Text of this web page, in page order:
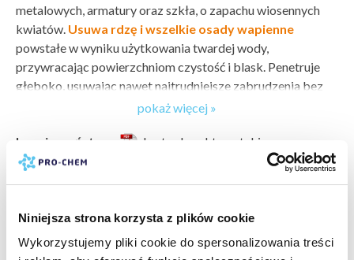
Niniejsza strona korzysta z plików cookie
Wykorzystujemy pliki cookie do spersonalizowania treści
metalowych, armatury oraz szkła, o zapachu wiosennych
kwiatów. Usuwa rdzę i wszelkie osady wapienne
powstałe w wyniku użytkowania twardej wody,
przywracając powierzchniom czystość i blask. Penetruje
głęboko, usuwając nawet najtrudniejsze zabrudzenia bez
konieczności szorowania.
Preparat zawiera cząsteczki srebra
, które przy
regularnym stosowaniu tworzą na czyszczonej powierzchni
powłokę o silnym działaniu antybakteryjnym
pokaż więcej »
bezpieczeństwo:
karta charakterystyki
arkusz składników
karta bezpieczeństwa
producent:PRO-CHEM
odczyn PH:kwaśny (1-6)
wartość PH:1
pokaż więcej »